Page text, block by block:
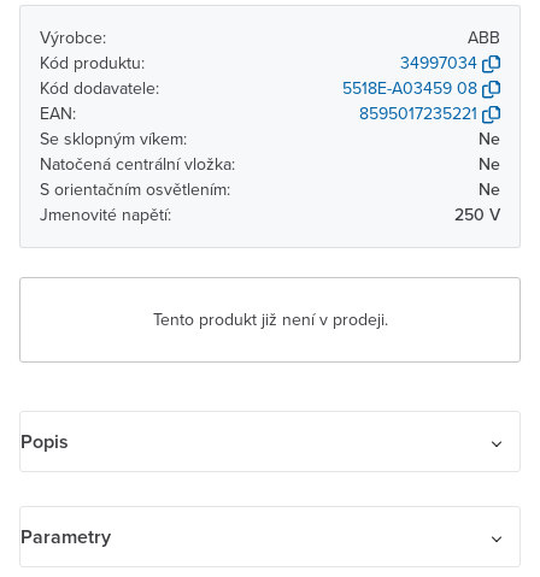
Výrobce:
ABB
Kód produktu:
34997034
Kód dodavatele:
5518E-A03459 08
EAN:
8595017235221
Se sklopným víkem:
Ne
Natočená centrální vložka:
Ne
S orientačním osvětlením:
Ne
Jmenovité napětí:
250 V
Tento produkt již není v prodeji.
Popis
clonkami. Upevnění šrouby i drápky.
Parametry